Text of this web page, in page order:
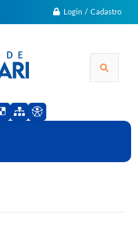
Login / Cadastro